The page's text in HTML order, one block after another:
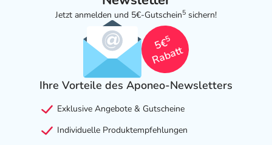
Jetzt anmelden und 5€-Gutschein5 sichern!
5€
5
Rabatt
Ihre Vorteile des Aponeo-Newsletters
Exklusive Angebote & Gutscheine
Individuelle Produktempfehlungen